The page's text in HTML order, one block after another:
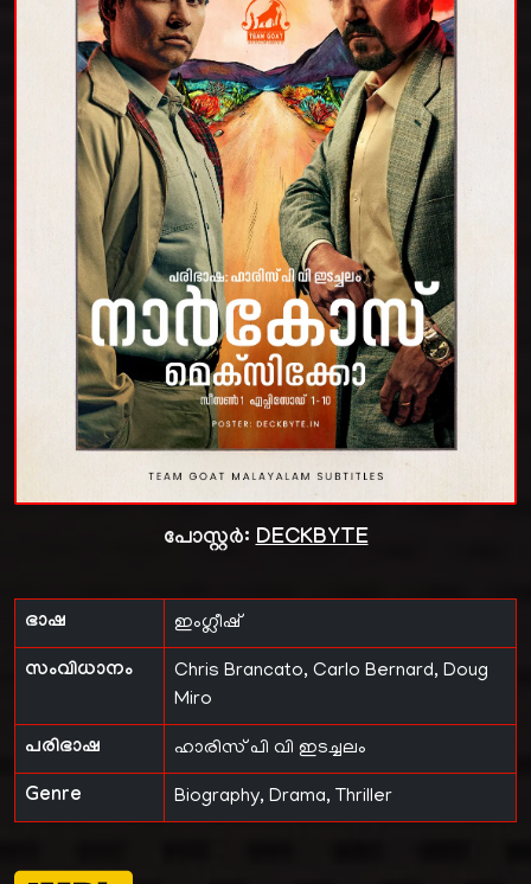
പോസ്റ്റർ:DECKBYTE
ഭാഷ ഇംഗ്ലീഷ്
സംവിധാനം
Chris Brancato, Carlo Bernard, Doug
Miro
പരിഭാഷ ഹാരിസ് പി വി ഇടച്ചലം
Genre Biography, Drama, Thriller